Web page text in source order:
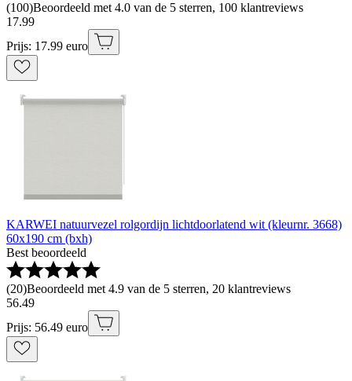
(100)Beoordeeld met 4.0 van de 5 sterren, 100 klantreviews
17.99
Prijs: 17.99 euro
KARWEI natuurvezel rolgordijn lichtdoorlatend wit (kleurnr. 3668)
60x190 cm (bxh)
Best beoordeeld
(20)Beoordeeld met 4.9 van de 5 sterren, 20 klantreviews
56.49
Prijs: 56.49 euro